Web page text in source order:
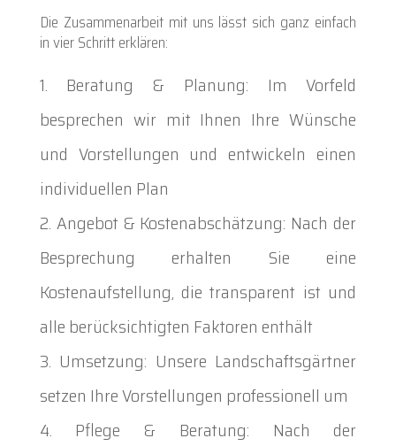
Die Zusammenarbeit mit uns lässt sich ganz einfach
in vier Schritt erklären:
Beratung & Planung: Im Vorfeld
besprechen wir mit Ihnen Ihre Wünsche
und Vorstellungen und entwickeln einen
individuellen Plan
Angebot & Kostenabschätzung: Nach der
Besprechung erhalten Sie eine
Kostenaufstellung, die transparent ist und
alle berücksichtigten Faktoren enthält
Umsetzung: Unsere Landschaftsgärtner
setzen Ihre Vorstellungen professionell um
Pflege & Beratung: Nach der